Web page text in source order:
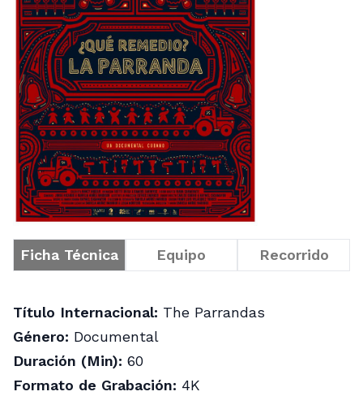
Ficha Técnica Equipo Recorrido
Título Internacional: The Parrandas
Género: Documental
Duración (Min): 60
Formato de Grabación: 4K